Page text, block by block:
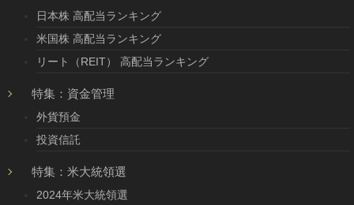
日本株 高配当ランキング
米国株 高配当ランキング
リート（REIT） 高配当ランキング
特集：資金管理
外貨預金
投資信託
特集：米大統領選
2024年米大統領選